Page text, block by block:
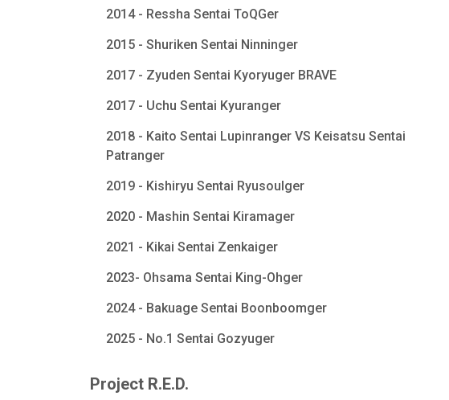
2014 - Ressha Sentai ToQGer
2015 - Shuriken Sentai Ninninger
2017 - Zyuden Sentai Kyoryuger BRAVE
2017 - Uchu Sentai Kyuranger
2018 - Kaito Sentai Lupinranger VS Keisatsu Sentai
Patranger
2019 - Kishiryu Sentai Ryusoulger
2020 - Mashin Sentai Kiramager
2021 - Kikai Sentai Zenkaiger
2023- Ohsama Sentai King-Ohger
2024 - Bakuage Sentai Boonboomger
2025 - No.1 Sentai Gozyuger
Project R.E.D.